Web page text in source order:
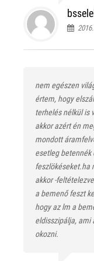
nem egészen
értem, hogy
terhelés nélkül is
akkor azért én
mondott
esetleg betennék
feszlökéseket.ha
akkor -
a bemenő feszt
hogy az lm a
eldisszipálja, ami
okozni.